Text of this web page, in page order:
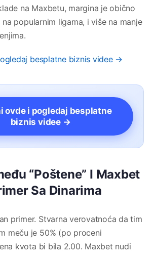
na Maxbetu, margina je obično
na popularnim ligama, i više na manje
besplatne biznis videe →
ovde i pogledaj besplatne
biznis videe →
“Poštene” I Maxbet
Sa Dinarima
primer. Stvarna verovatnoća da tim
meču je 50% (po proceni
kvota bi bila 2.00. Maxbet nudi